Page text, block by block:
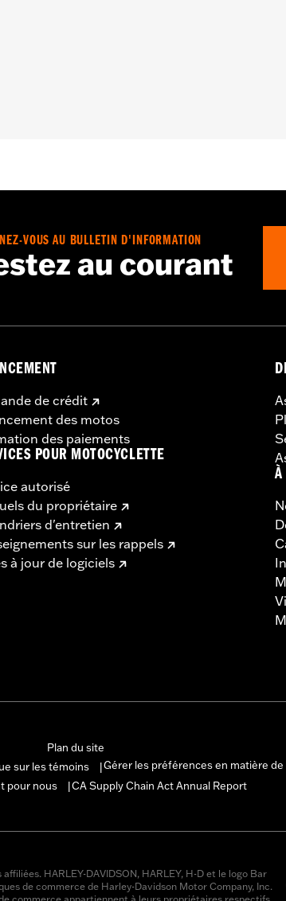
VOUS AU BULLETIN D'INFORMATION
au courant
de crédit
des motos
des paiements
POUR MOTOCYCLETTE
autorisé
du propriétaire
d'entretien
sur les rappels
à jour de logiciels
À
Plan du site
sur les témoins Gérer les préférences en matière
pour nous
CA Supply Chain Act Annual Report
HARLEY-DAVIDSON, HARLEY, H-D et le logo Bar
de commerce de Harley-Davidson Motor Company, Inc.